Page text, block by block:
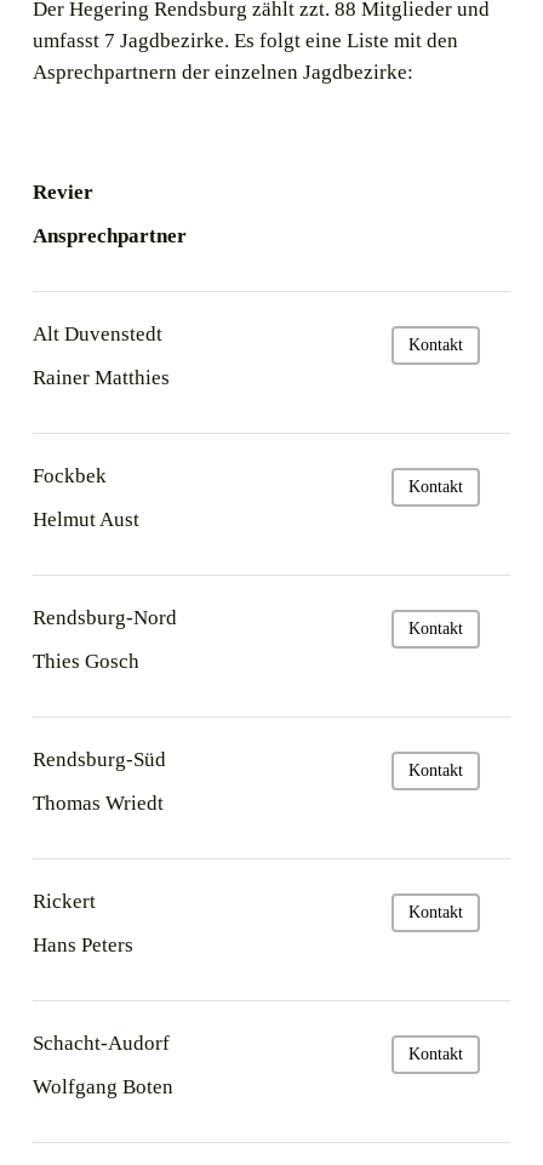
Der Hegering Rendsburg zählt zzt. 88 Mitglieder und
umfasst 7 Jagdbezirke. Es folgt eine Liste mit den
Asprechpartnern der einzelnen Jagdbezirke:
Revier
Ansprechpartner
Alt Duvenstedt
Rainer Matthies
Kontakt
Fockbek
Helmut Aust
Kontakt
Rendsburg-Nord
Thies Gosch
Kontakt
Rendsburg-Süd
Thomas Wriedt
Kontakt
Rickert
Hans Peters
Kontakt
Schacht-Audorf
Wolfgang Boten
Kontakt